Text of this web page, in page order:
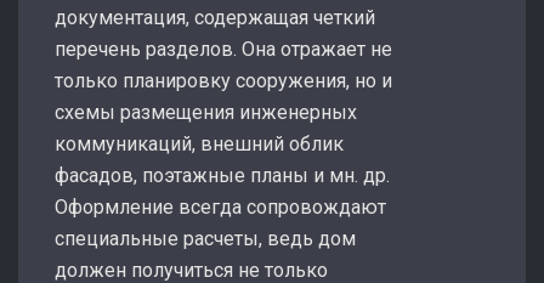
документация, содержащая четкий
перечень разделов. Она отражает не
только планировку сооружения, но и
схемы размещения инженерных
коммуникаций, внешний облик
фасадов, поэтажные планы и мн. др.
Оформление всегда сопровождают
специальные расчеты, ведь дом
должен получиться не только